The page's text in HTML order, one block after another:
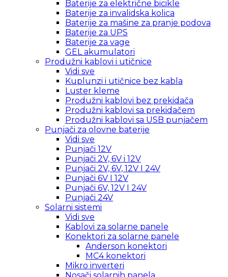
Baterije za električne bicikle
Baterije za invalidska kolica
Baterije za mašine za pranje podova
Baterije za UPS
Baterije za vage
GEL akumulatori
Produžni kablovi i utičnice
Vidi sve
Kuplunzi i utičnice bez kabla
Luster kleme
Produžni kablovi bez prekidača
Produžni kablovi sa prekidačem
Produžni kablovi sa USB punjačem
Punjači za olovne baterije
Vidi sve
Punjači 12V
Punjači 2V, 6V i 12V
Punjači 2V, 6V, 12V I 24V
Punjači 6V I 12V
Punjači 6V, 12V I 24V
Punjači 24V
Solarni sistemi
Vidi sve
Kablovi za solarne panele
Konektori za solarne panele
Anderson konektori
MC4 konektori
Mikro inverteri